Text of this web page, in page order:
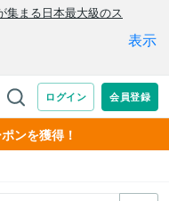
ンを獲得！